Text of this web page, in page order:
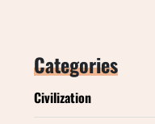
Categories
Civilization